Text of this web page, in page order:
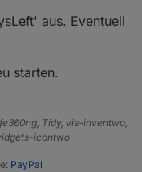
sind"; die sind bei
wie bei Dir gesetzt
aus. Eventuell
starten.
Tidy, vis-inventwo,
icontwo
PayPal